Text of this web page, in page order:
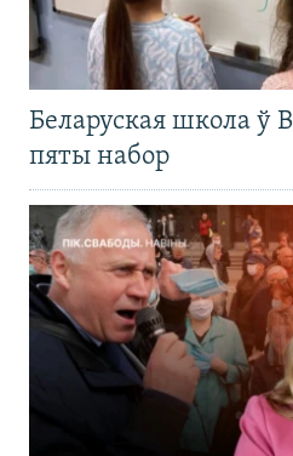
Беларуская школа ў
пяты набор